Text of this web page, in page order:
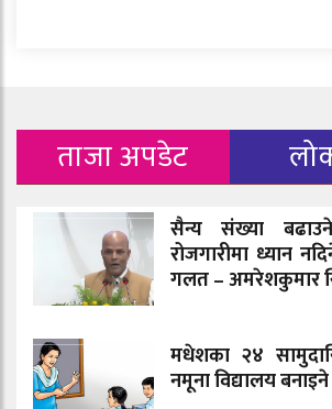
ताजा अपडेट
सैन्य संख्या
रोजगारीमा ध्यान
गलत – अमरेशकुमार
मधेशका २४
नमूना विद्यालय बनाइने